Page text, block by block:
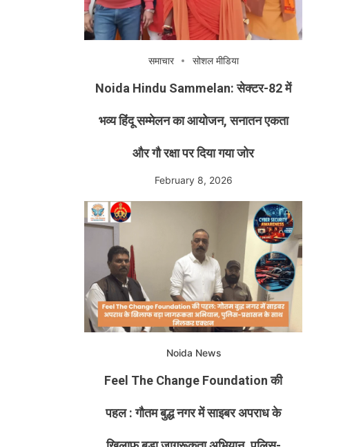
समाचार सोशल मीडिया
Noida Hindu Sammelan: सेक्टर-82 में
भव्य हिंदू सम्मेलन का आयोजन, सनातन एकता
और गौ रक्षा पर दिया गया जोर
February 8, 2026
Noida News
Feel The Change Foundation की
पहल : गौतम बुद्ध नगर में साइबर अपराध के